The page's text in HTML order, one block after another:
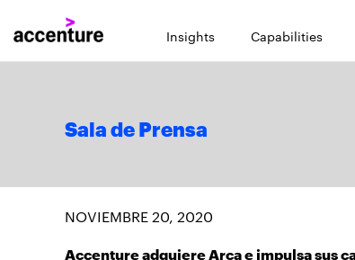
Insights Capabilities
Sala de Prensa
NOVIEMBRE 20, 2020
Accenture adquiere Arca e impulsa sus